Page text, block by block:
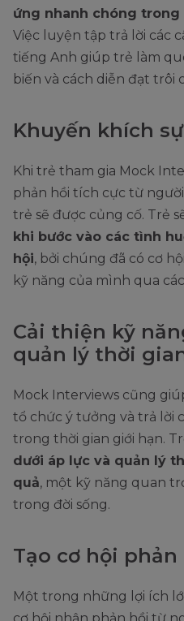
ứng nhanh chóng
Việc luyện tập trả lời các
tiếng Anh giúp trẻ làm
biến và cách diễn đạt trôi
Khuyến khích
Khi trẻ tham gia Mock
phản hồi tích cực từ
trẻ sẽ được củng cố. Trẻ
khi bước vào các tình
hội, bởi chúng đã có cơ
kỹ năng của mình qua
Cải thiện kỹ
quản lý thời
Mock Interviews cũng
tổ chức ý tưởng và trả lời
trong thời gian giới hạn.
dưới áp lực và quản lý
quả, một kỹ năng quan
trong đời sống.
Tạo cơ hội
Một trong những lợi ích